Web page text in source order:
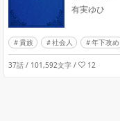
有実ゆひ
貴族 社会人 年下攻め
37話 / 101,592文字 / 12